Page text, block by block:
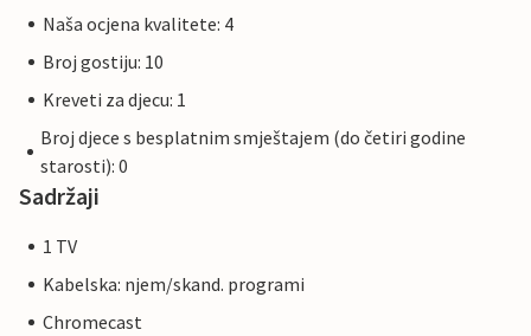
Naša ocjena kvalitete: 4
Broj gostiju: 10
Kreveti za djecu: 1
Broj djece s besplatnim smještajem (do četiri godine
starosti): 0
Sadržaji
1 TV
Kabelska: njem/skand. programi
Chromecast